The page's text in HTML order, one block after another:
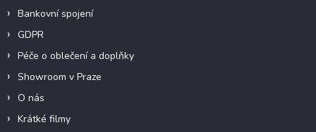
Bankovní spojení
GDPR
Péče o oblečení a doplňky
Showroom v Praze
O nás
Krátké filmy